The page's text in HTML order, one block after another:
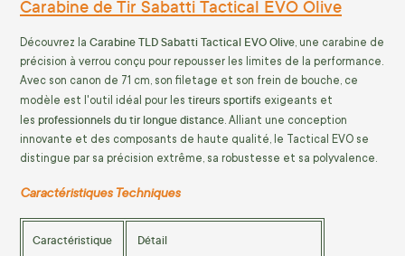
Carabine de Tir Sabatti Tactical EVO Olive
Découvrez la Carabine TLD Sabatti Tactical EVO Olive, une carabine de
précision à verrou conçu pour repousser les limites de la performance.
Avec son canon de 71 cm, son filetage et son frein de bouche, ce
modèle est l'outil idéal pour les tireurs sportifs exigeants et
les professionnels du tir longue distance. Alliant une conception
innovante et des composants de haute qualité, le Tactical EVO se
distingue par sa précision extrême, sa robustesse et sa polyvalence.
Caractéristiques Techniques
Caractéristique Détail